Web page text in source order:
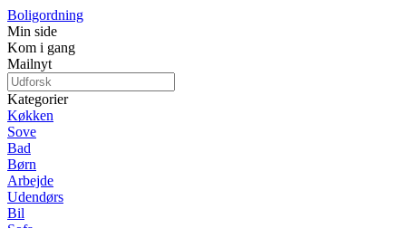
Boligordning
Min side
Kom i gang
Mailnyt
Kategorier
Køkken
Sove
Bad
Børn
Arbejde
Udendørs
Bil